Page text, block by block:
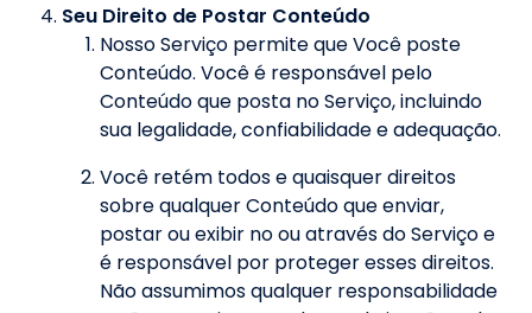
Seu Direito de Postar Conteúdo
Nosso Serviço permite que Você poste
Conteúdo. Você é responsável pelo
Conteúdo que posta no Serviço, incluindo
sua legalidade, confiabilidade e adequação.
Você retém todos e quaisquer direitos
sobre qualquer Conteúdo que enviar,
postar ou exibir no ou através do Serviço e
é responsável por proteger esses direitos.
Não assumimos qualquer responsabilidade